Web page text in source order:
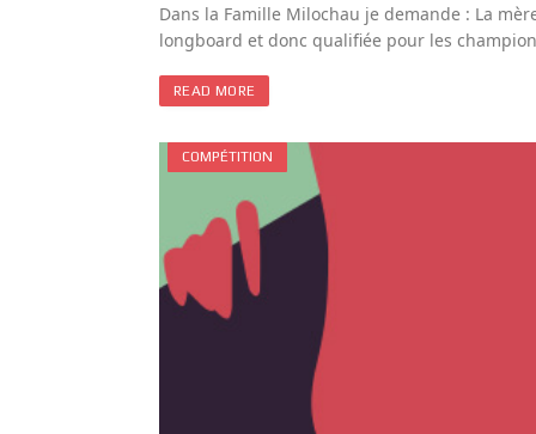
Dans la Famille Milochau je demande : La
longboard et donc qualifiée pour les
READ MORE
COMPÉTITION